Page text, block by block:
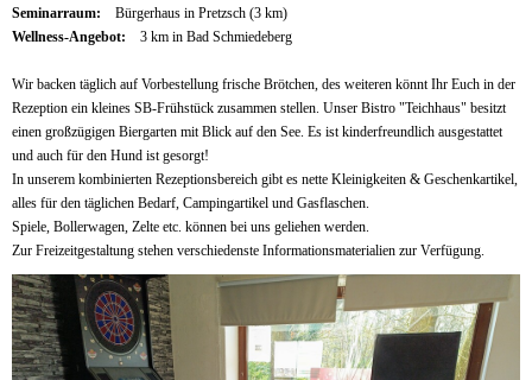
Seminarraum:
Bürgerhaus in Pretzsch (3 km)
Wellness-Angebot:
3 km in Bad Schmiedeberg
Wir backen täglich auf Vorbestellung frische Brötchen, des weiteren könnt Ihr Euch in der
Rezeption ein kleines SB-Frühstück zusammen stellen. Unser Bistro "Teichhaus" besitzt
einen großzügigen Biergarten mit Blick auf den See. Es ist kinderfreundlich ausgestattet
und auch für den Hund ist gesorgt!
In unserem kombinierten Rezeptionsbereich gibt es nette Kleinigkeiten & Geschenkartikel,
alles für den täglichen Bedarf, Campingartikel und Gasflaschen.
Spiele, Bollerwagen, Zelte etc. können bei uns geliehen werden.
Zur Freizeitgestaltung stehen verschiedenste Informationsmaterialien zur Verfügung.